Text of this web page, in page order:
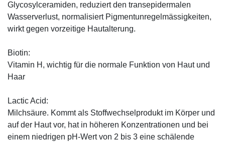
Glycosylceramiden, reduziert den transepidermalen
Wasserverlust, normalisiert Pigmentunregelmässigkeiten,
wirkt gegen vorzeitige Hautalterung.
Biotin:
Vitamin H, wichtig für die normale Funktion von Haut und
Haar
Lactic Acid:
Milchsäure. Kommt als Stoffwechselprodukt im Körper und
auf der Haut vor, hat in höheren Konzentrationen und bei
einem niedrigen pH-Wert von 2 bis 3 eine schälende